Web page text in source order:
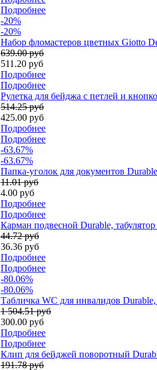
Подробнее
-20%
-20%
Набор фломастеров цветных Giotto
639.00 руб
511.20 руб
Подробнее
Подробнее
Рулетка для бейджа с петлей и
514.25 руб
425.00 руб
Подробнее
Подробнее
-63.67%
-63.67%
Папка-уголок для документов
11.01 руб
4.00 руб
Подробнее
Подробнее
Карман подвесной Durable,
44.72 руб
36.36 руб
Подробнее
Подробнее
-80.06%
-80.06%
Табличка WC для инвалидов
1 504.51 руб
300.00 руб
Подробнее
Подробнее
Клип для бейджей поворотный
191.78 руб